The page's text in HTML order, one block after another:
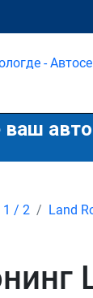
ваш
1 / 2 Land